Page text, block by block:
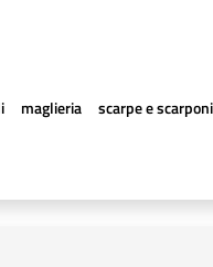
maglieria scarpe e